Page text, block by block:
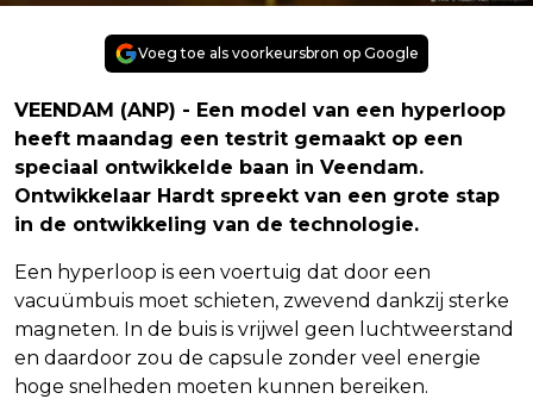
Voeg toe als voorkeursbron op Google
VEENDAM (ANP) - Een model van een hyperloop
heeft maandag een testrit gemaakt op een
speciaal ontwikkelde baan in Veendam.
Ontwikkelaar Hardt spreekt van een grote stap
in de ontwikkeling van de technologie.
Een hyperloop is een voertuig dat door een
vacuümbuis moet schieten, zwevend dankzij sterke
magneten. In de buis is vrijwel geen luchtweerstand
en daardoor zou de capsule zonder veel energie
hoge snelheden moeten kunnen bereiken.